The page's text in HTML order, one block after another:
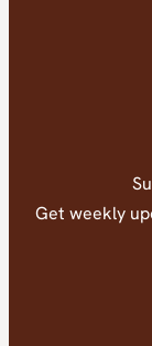
Get weekly